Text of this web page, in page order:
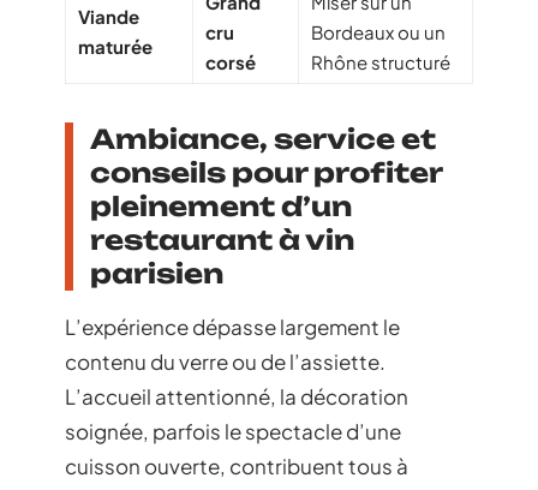
Viande
maturée
cru
corsé
Bordeaux ou un
Rhône structuré
Ambiance, service et
conseils pour profiter
pleinement d’un
restaurant à vin
parisien
L’expérience dépasse largement le
contenu du verre ou de l’assiette.
L’accueil attentionné, la décoration
soignée, parfois le spectacle d’une
cuisson ouverte, contribuent tous à